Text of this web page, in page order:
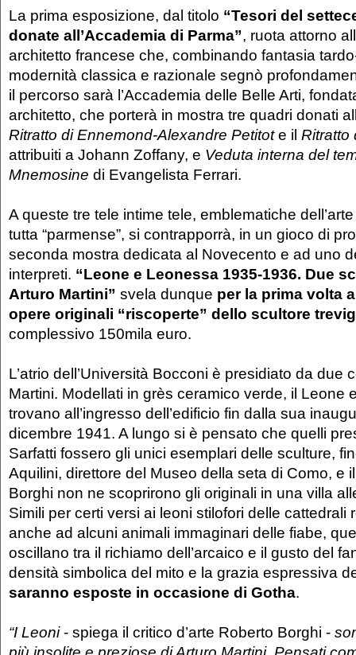
La prima esposizione, dal titolo “Tesori del
donate all’Accademia di Parma”, ruota attorno
architetto francese che, combinando fantasia
modernità classica e razionale segnò
il percorso sarà l’Accademia delle Belle Arti,
architetto, che porterà in mostra tre quadri donati
Ritratto di Ennemond-Alexandre Petitote il Ritratto
attribuiti a Johann Zoffany, e Veduta interna del
Mnemosine di Evangelista Ferrari.
A queste tre tele intime tele, emblematiche
tutta “parmense”, si contrapporrà, in un gioco di
seconda mostra dedicata al Novecento e ad uno
interpreti. “Leone e Leonessa 1935-1936. Due
Arturo Martini” svela dunque per la prima volta
opere originali “riscoperte” dello scultore
complessivo 150mila euro.
L’atrio dell’Università Bocconi è presidiato da due
Martini. Modellati in grès ceramico verde, il Leone
trovano all’ingresso dell’edificio fin dalla sua
dicembre 1941. A lungo si è pensato che quelli
Sarfatti fossero gli unici esemplari delle sculture,
Aquilini, direttore del Museo della seta di Como, e
Borghi non ne scoprirono gli originali in una villa
Simili per certi versi ai leoni stilofori delle cattedrali
anche ad alcuni animali immaginari delle fiabe,
oscillano tra il richiamo dell’arcaico e il gusto del
densità simbolica del mito e la grazia espressiva
saranno esposte in occasione di Gotha.
“I Leoni- spiega il critico d’arte Roberto Borghi -